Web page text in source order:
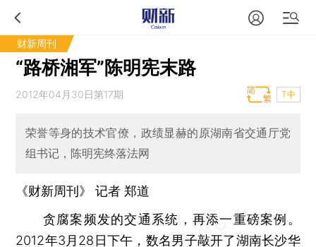
财新周刊
“路桥湘军”陈明宪末路
2012年04月30日第17期 T中
荣誉等身的技术官僚，政绩显赫的原湖南省交通厅党
组书记，陈明宪终落法网
《财新周刊》 记者 郑道
贪腐案频发的交通系统，再添一重磅案例。
2012年3月28日下午，数名男子敲开了湖南长沙华